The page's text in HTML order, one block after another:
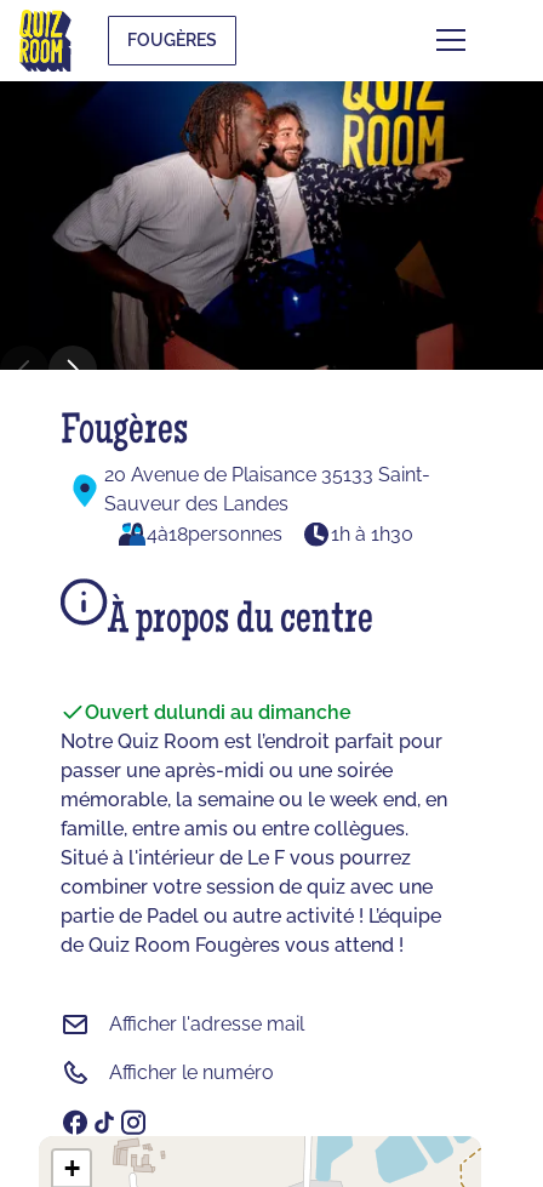
FOUGÈRES
Fougères
20 Avenue de Plaisance 35133 Saint-
Sauveur des Landes
4à18personnes 1h à 1h30
À propos du centre
Ouvert dulundi au dimanche
Notre Quiz Room est l’endroit parfait pour
passer une après-midi ou une soirée
mémorable, la semaine ou le week end, en
famille, entre amis ou entre collègues.
Situé à l'intérieur de Le F vous pourrez
combiner votre session de quiz avec une
partie de Padel ou autre activité ! L’équipe
de Quiz Room Fougères vous attend !
Afficher l'adresse mail
Afficher le numéro
+